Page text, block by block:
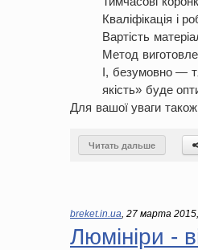
Кваліфікація і
Вартість
Метод
І, безумовно —
якість» буде
Для вашої уваги також
Читать дальше
breket.in.ua, 27 марта
Люмініри -